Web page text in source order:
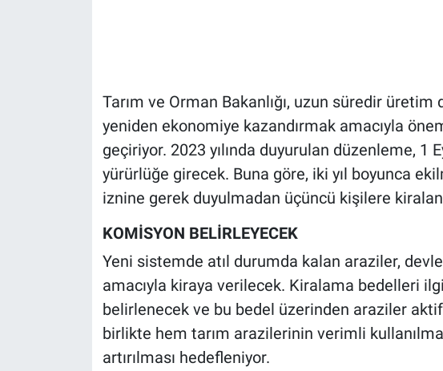
Tarım ve Orman Bakanlığı, uzun süredir üretim
yeniden ekonomiye kazandırmak amacıyla
geçiriyor. 2023 yılında duyurulan düzenleme, 1
yürürlüğe girecek. Buna göre, iki yıl boyunca
iznine gerek duyulmadan üçüncü kişilere
KOMİSYON BELİRLEYECEK
Yeni sistemde atıl durumda kalan araziler,
amacıyla kiraya verilecek. Kiralama bedelleri
belirlenecek ve bu bedel üzerinden araziler
birlikte hem tarım arazilerinin verimli
artırılması hedefleniyor.
Koronavirüs
Ne demişti